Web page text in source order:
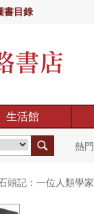
書目錄
生活館
熱
頭記：一位人類學